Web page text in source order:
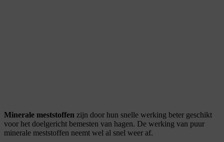
Minerale meststoffen zijn door hun snelle werking beter geschikt
voor het doelgericht bemesten van hagen. De werking van puur
minerale meststoffen neemt wel al snel weer af.